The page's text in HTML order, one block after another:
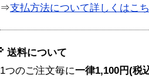
⇒支払方法について詳しくはこ
送料について
1つのご注文毎に一律1,100円(税